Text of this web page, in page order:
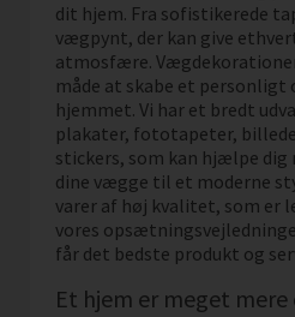
dit hjem. Fra sofistikerede
vægpynt, der kan give
atmosfære.
måde at skabe et personligt
hjemmet. Vi har et bredt
plakater, fototapeter,
stickers, som kan hjælpe
dine vægge til et moderne
varer af høj kvalitet, som er
vores
får det bedste produkt og
Et hjem er meget